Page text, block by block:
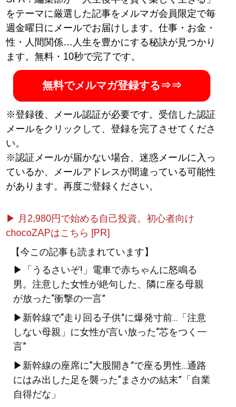
をテーマに厳選した記事をメルマガ会員限定で毎
週金曜日にメールでお届けします。仕事・お金・
性・人間関係…人生を豊かにする秘訣が見つかり
ます。無料・10秒で完了です。
無料でメルマガ登録する⇒⇒
※登録後、メール認証が必要です。受信した認証
メールをクリックして、登録を完了させてくださ
い。
※認証メールが届かない場合、迷惑メールに入っ
ているか、メールアドレスが間違っている可能性
があります。再度ご登録ください。
▶ 月2,980円で始める自己投資。初心者向け
chocoZAPはこちら [PR]
【今この記事も読まれています】
▶「うるさいぞ!」電車で赤ちゃんに怒鳴る
男。注意した女性が絶句した、隣に座る母親
が放った“衝撃の一言”
▶新幹線で“走り回る子供”に爆発寸前...「注意
しない母親」に女性が言い放った“芯をつく一
言”
▶新幹線の座席に“大股開き”で座る男性...通路
にはみ出した足を襲った“まさかの結末”「自業
自得だな」